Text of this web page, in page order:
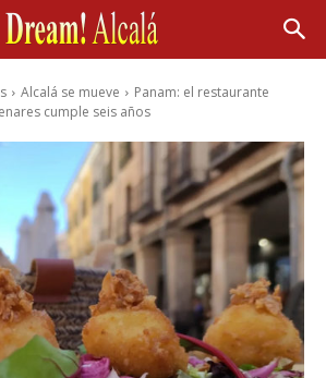
Alcalá se mueve
Panam: el restaurante
cumple seis años